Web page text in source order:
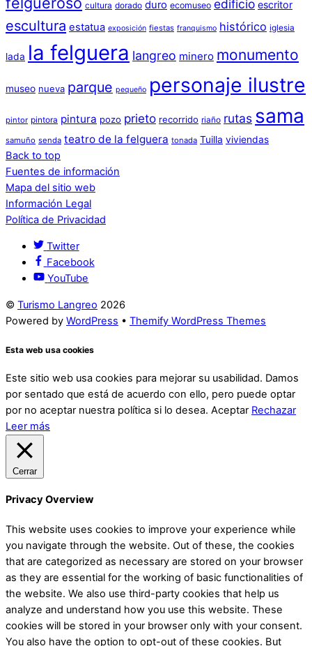
cultura dorado duro ecomuseo edificio escritor
escultura estatua exposición fiestas franquismo histórico iglesia
lada la felguera langreo minero monumento
museo nueva parque pequeño personaje ilustre
pintor pintora pintura pozo prieto recorrido riaño rutas sama
samuño senda teatro de la felguera tonada Tuilla viviendas
Back to top
Fuentes de información
Mapa del sitio web
Información Legal
Política de Privacidad
Twitter
Facebook
YouTube
© Turismo Langreo 2026
Powered by WordPress • Themify WordPress Themes
Esta web usa cookies
Este sitio web usa cookies para mejorar su usabilidad. Damos
por sentado que está de acuerdo con ello, pero puede optar
por no aceptar nuestra política si lo desea. Aceptar Rechazar
Leer más
Cerrar
Privacy Overview
This website uses cookies to improve your experience while
you navigate through the website. Out of these, the cookies
that are categorized as necessary are stored on your browser
as they are essential for the working of basic functionalities of
the website. We also use third-party cookies that help us
analyze and understand how you use this website. These
cookies will be stored in your browser only with your consent.
You also have the option to opt-out of these cookies. But